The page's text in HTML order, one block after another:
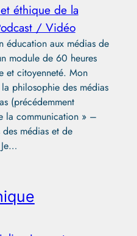
éthique de la
/ Vidéo
éducation aux médias de
module de 60 heures
et citoyenneté. Mon
philosophie des médias
(précédemment
la communication » –
médias et de